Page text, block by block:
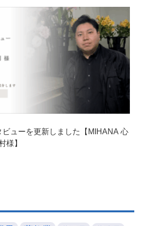
ビューを更新しました【MIHANA 心
様】